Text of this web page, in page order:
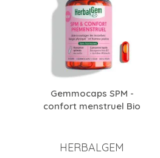
Gemmocaps SPM -
confort menstruel Bio
HERBALGEM